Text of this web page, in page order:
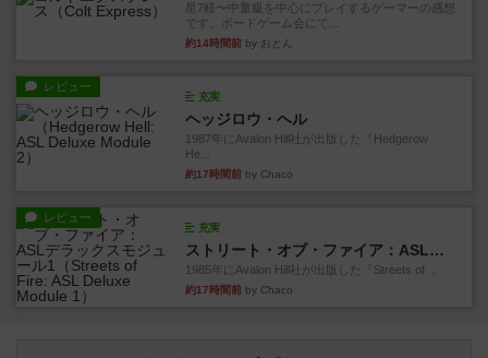
星7軽〜中量級を中心にプレイするゲーマーの感想
です。ボードゲーム会にて...
約14時間前 by おとん
レビュー
充実
ヘッジロウ・ヘル
1987年にAvalon Hill社が出版した『Hedgerow
He...
約17時間前 by Chaco
レビュー
充実
ストリート・オブ・ファイア：ASLデラックスモジュール1
1985年にAvalon Hill社が出版した『Streets of ...
約17時間前 by Chaco